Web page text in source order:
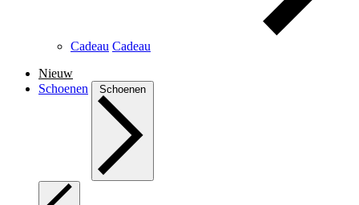
Cadeau Cadeau
Nieuw
Schoenen
Schoenen